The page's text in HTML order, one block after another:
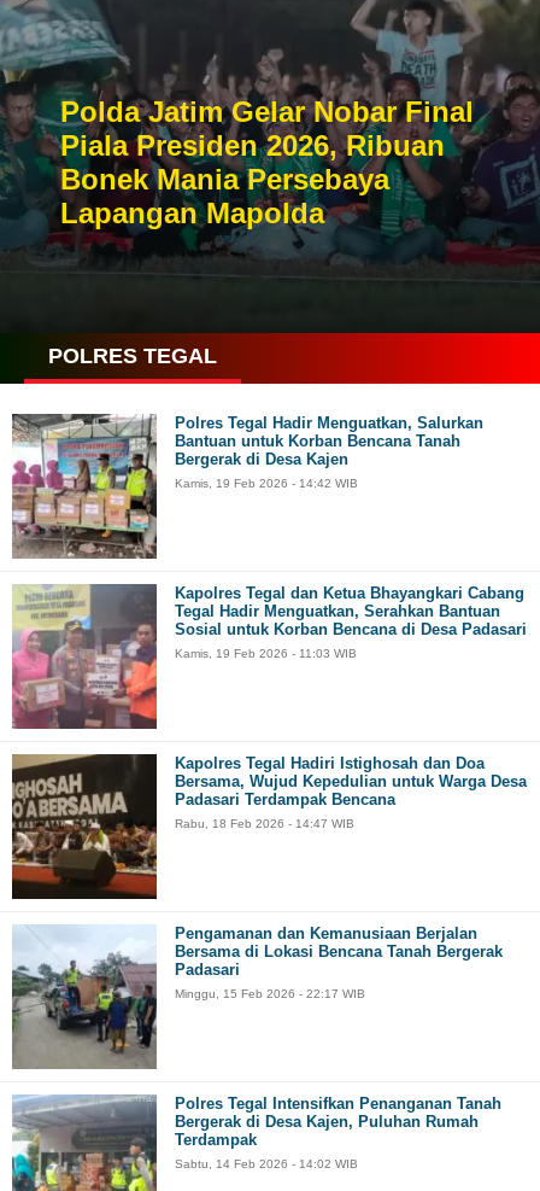
Polda Jatim Gelar Nobar Final
Piala Presiden 2026, Ribuan
Bonek Mania Persebaya
Lapangan Mapolda
POLRES TEGAL
Polres Tegal Hadir Menguatkan, Salurkan
Bantuan untuk Korban Bencana Tanah
Bergerak di Desa Kajen
Kamis, 19 Feb 2026 - 14:42 WIB
Kapolres Tegal dan Ketua Bhayangkari Cabang
Tegal Hadir Menguatkan, Serahkan Bantuan
Sosial untuk Korban Bencana di Desa Padasari
Kamis, 19 Feb 2026 - 11:03 WIB
Kapolres Tegal Hadiri Istighosah dan Doa
Bersama, Wujud Kepedulian untuk Warga Desa
Padasari Terdampak Bencana
Rabu, 18 Feb 2026 - 14:47 WIB
Pengamanan dan Kemanusiaan Berjalan
Bersama di Lokasi Bencana Tanah Bergerak
Padasari
Minggu, 15 Feb 2026 - 22:17 WIB
Polres Tegal Intensifkan Penanganan Tanah
Bergerak di Desa Kajen, Puluhan Rumah
Terdampak
Sabtu, 14 Feb 2026 - 14:02 WIB